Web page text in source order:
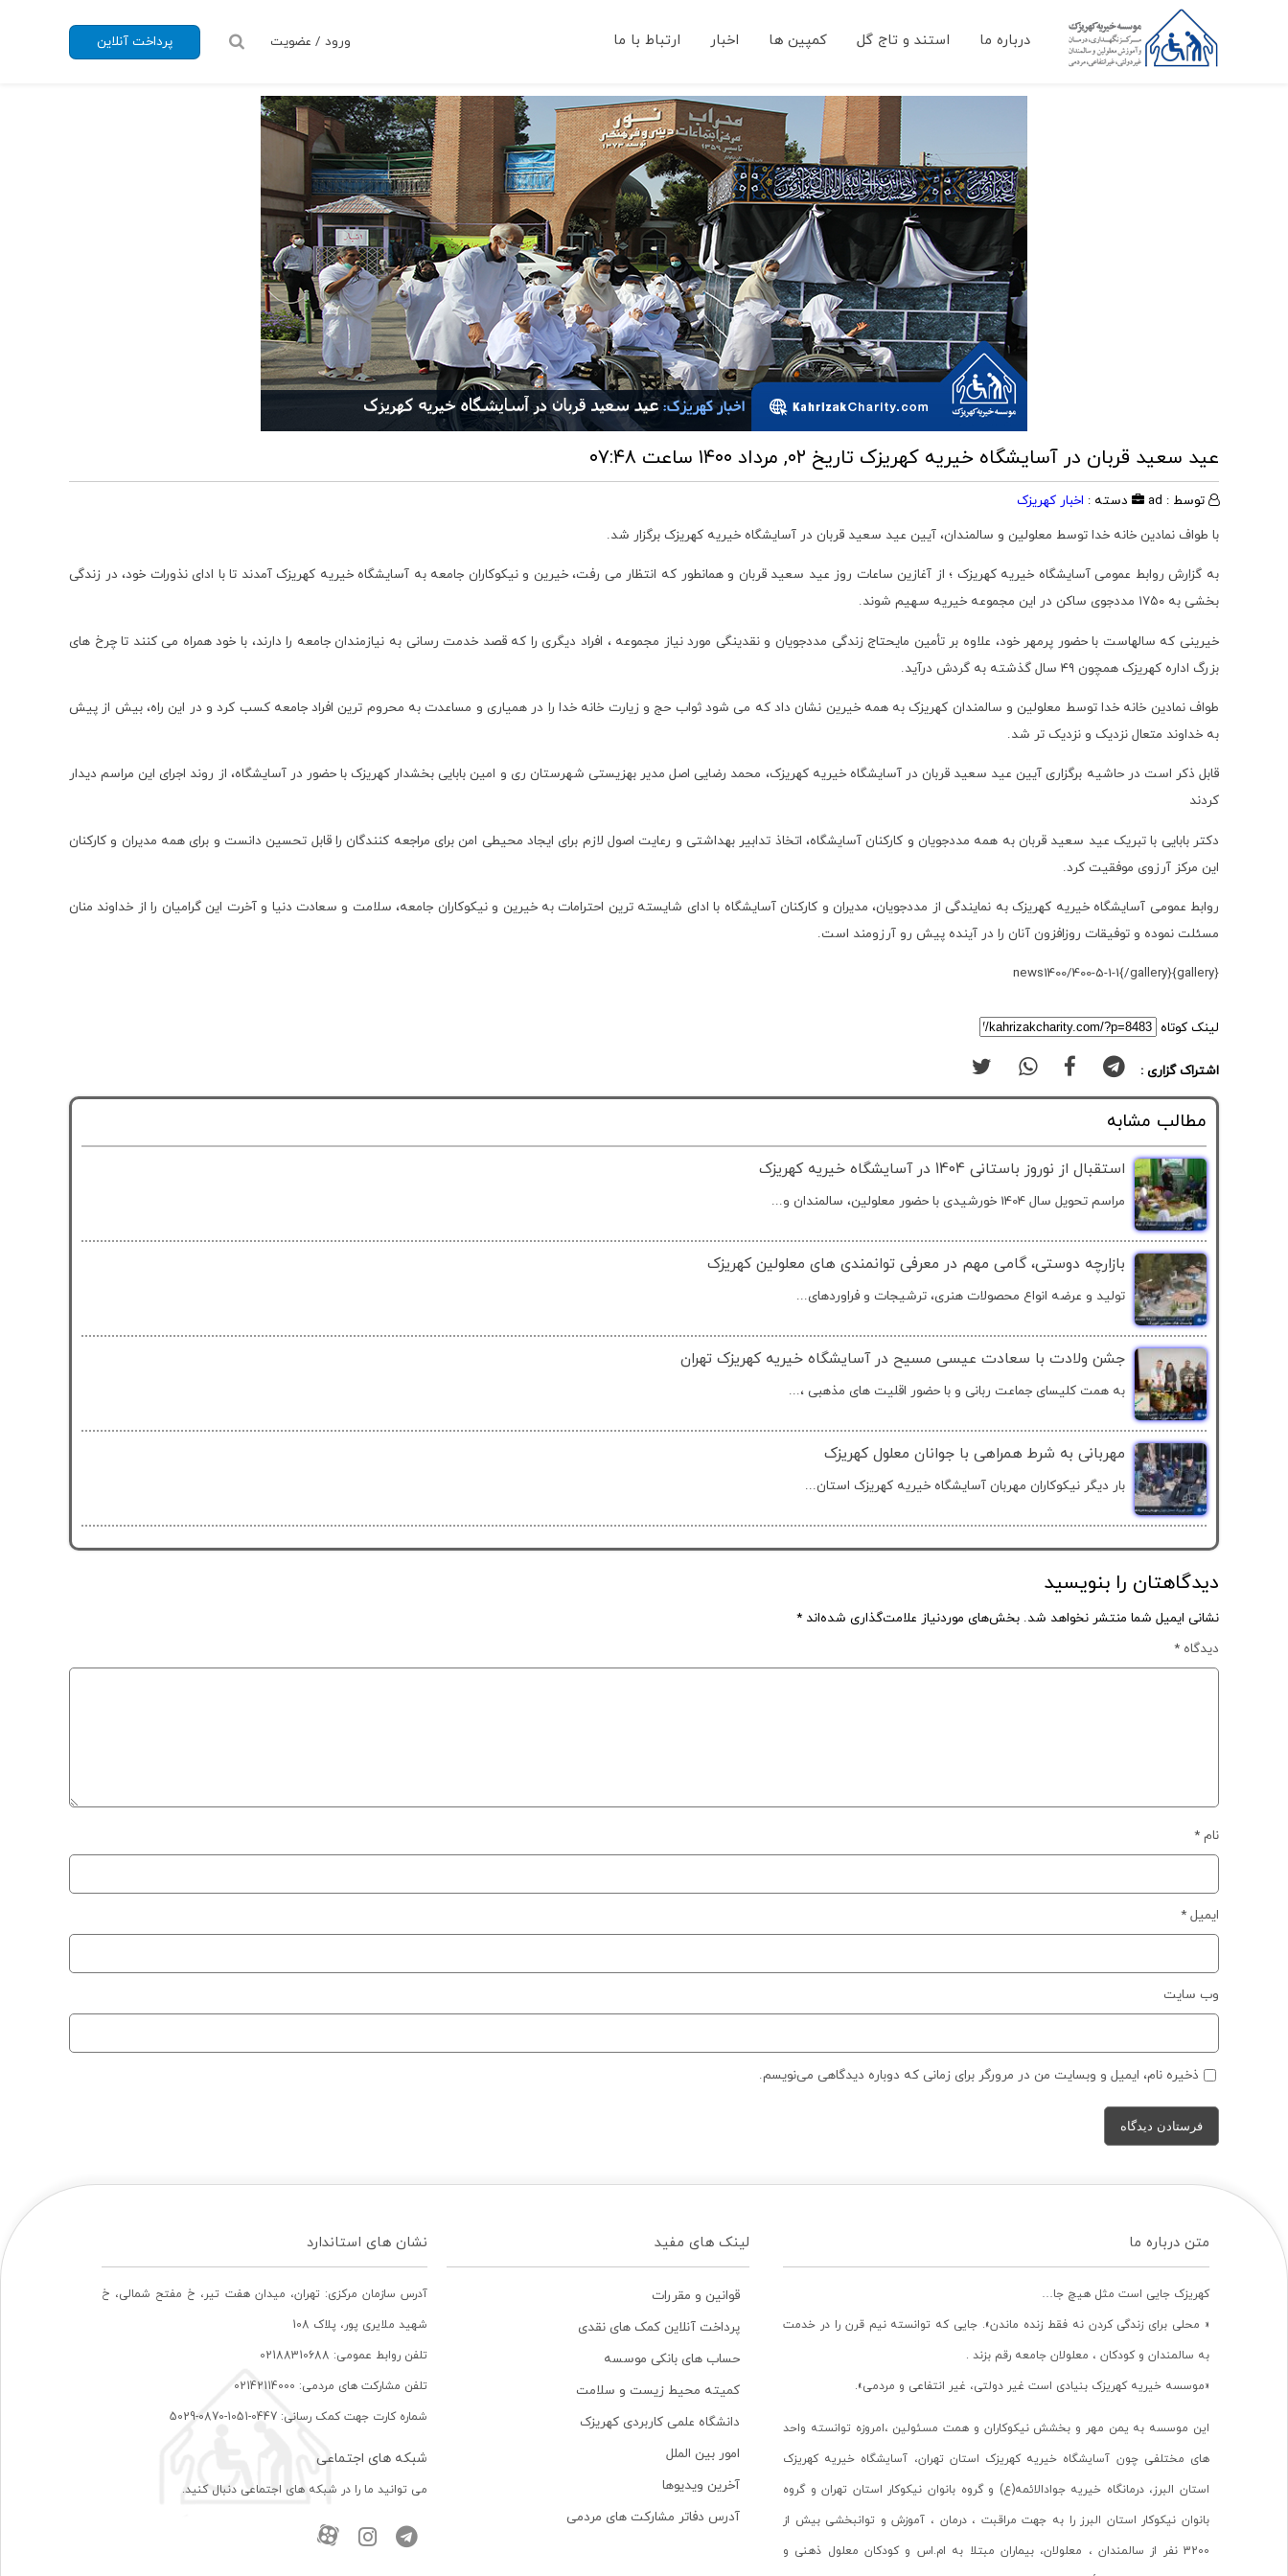
درباره ما استند و تاج گل کمپین ها اخبار ارتباط با ما پرداخت آنلاین ورود / عضویت
عید سعید قربان در آسایشگاه خیریه کهریزک تاریخ ۰۲, مرداد ۱۴۰۰ ساعت ۰۷:۴۸
توسط : ad دسته : اخبار کهریزک
با طواف نمادین خانه خدا توسط معلولین و سالمندان، آیین عید سعید قربان در آسایشگاه خیریه کهریزک برگزار شد.
به گزارش روابط عمومی آسایشگاه خیریه کهریزک ؛ از آغازین ساعات روز عید سعید قربان و همانطور که انتظار می رفت، خیرین و نیکوکاران جامعه به آسایشگاه خیریه کهریزک آمدند تا با ادای نذورات خود، در زندگی
بخشی به ۱۷۵۰ مددجوی ساکن در این مجموعه خیریه سهیم شوند.
خیرینی که سالهاست با حضور پرمهر خود، علاوه بر تأمین مایحتاج زندگی مددجویان و نقدینگی مورد نیاز مجموعه ، افراد دیگری را که قصد خدمت رسانی به نیازمندان جامعه را دارند، با خود همراه می کنند تا چرخ های
بزرگ اداره کهریزک همچون ۴۹ سال گذشته به گردش درآید.
طواف نمادین خانه خدا توسط معلولین و سالمندان کهریزک به همه خیرین نشان داد که می شود ثواب حج و زیارت خانه خدا را در همیاری و مساعدت به محروم ترین افراد جامعه کسب کرد و در این راه، بیش از پیش
به خداوند متعال نزدیک و نزدیک تر شد.
قابل ذکر است در حاشیه برگزاری آیین عید سعید قربان در آسایشگاه خیریه کهریزک، محمد رضایی اصل مدیر بهزیستی شهرستان ری و امین بابایی بخشدار کهریزک با حضور در آسایشگاه، از روند اجرای این مراسم دیدار
کردند
دکتر بابایی با تبریک عید سعید قربان به همه مددجویان و کارکنان آسایشگاه، اتخاذ تدابیر بهداشتی و رعایت اصول لازم برای ایجاد محیطی امن برای مراجعه کنندگان را قابل تحسین دانست و برای همه مدیران و کارکنان
این مرکز آرزوی موفقیت کرد.
روابط عمومی آسایشگاه خیریه کهریزک به نمایندگی از مددجویان، مدیران و کارکنان آسایشگاه با ادای شایسته ترین احترامات به خیرین و نیکوکاران جامعه، سلامت و سعادت دنیا و آخرت این گرامیان را از خداوند منان
مسئلت نموده و توفیقات روزافزون آنان را در آینده پیش رو آرزومند است.
{gallery}news1400/400-5-1-1{/gallery}
لینک کوتاه
اشتراک گزاری :
مطالب مشابه
استقبال از نوروز باستانی 1404 در آسایشگاه خیریه کهریزک
مراسم تحویل سال 1404 خورشیدی با حضور معلولین، سالمندان و...
بازارچه دوستی، گامی مهم در معرفی توانمندی های معلولین کهریزک
تولید و عرضه انواع محصولات هنری، ترشیجات و فراوردهای...
جشن ولادت با سعادت عیسی مسیح در آسایشگاه خیریه کهریزک تهران
به همت کلیسای جماعت ربانی و با حضور اقلیت های مذهبی ،...
مهربانی به شرط همراهی با جوانان معلول کهریزک
بار دیگر نیکوکاران مهربان آسایشگاه خیریه کهریزک استان...
دیدگاهتان را بنویسید
نشانی ایمیل شما منتشر نخواهد شد. بخش‌های موردنیاز علامت‌گذاری شده‌اند *
دیدگاه *
نام *
ایمیل *
وب‌ سایت
ذخیره نام، ایمیل و وبسایت من در مرورگر برای زمانی که دوباره دیدگاهی می‌نویسم.
متن درباره ما
کهریزک جایی است مثل هیچ جا…
« محلی برای زندگی کردن نه فقط زنده ماندن». جایی که توانسته نیم قرن را در خدمت
به سالمندان و کودکان ، معلولان جامعه رقم بزند .
«موسسه خیریه کهریزک بنیادی است غیر دولتی، غیر انتفاعی و مردمی».
این موسسه به یمن مهر و بخشش نیکوکاران و همت مسئولین ،امروزه توانسته واحد
های مختلفی چون آسایشگاه خیریه کهریزک استان تهران، آسایشگاه خیریه کهریزک
استان البرز، درمانگاه خیریه جوادالائمه(ع) و گروه بانوان نیکوکار استان تهران و گروه
بانوان نیکوکار استان البرز را به جهت مراقبت ، درمان ، آموزش و توانبخشی بیش از
3200 نفر از سالمندان ، معلولان، بیماران مبتلا به ام.اس و کودکان معلول ذهنی و
لینک های مفید
قوانین و مقررات
پرداخت آنلاین کمک های نقدی
حساب های بانکی موسسه
کمیته محیط زیست و سلامت
دانشگاه علمی کاربردی کهریزک
امور بین الملل
آخرین ویدیوها
آدرس دفاتر مشارکت های مردمی
نشان های استاندارد
آدرس سازمان مرکزی: تهران، ميدان هفت تير، خ مفتح شمالی، خ
شهيد ملايری پور، پلاک 108
تلفن روابط عمومی: 02188310688
تلفن مشارکت های مردمی: 02142114000
شماره کارت جهت کمک رسانی: 0447-1051-0870-5029
شبکه های اجتماعی
می توانید ما را در شبکه های اجتماعی دنبال کنید.